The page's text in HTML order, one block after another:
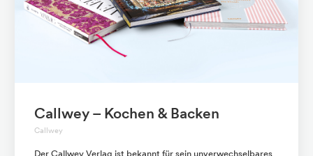
Callwey – Kochen & Backen
Callwey
Der Callwey Verlag ist bekannt für sein unverwechselbares